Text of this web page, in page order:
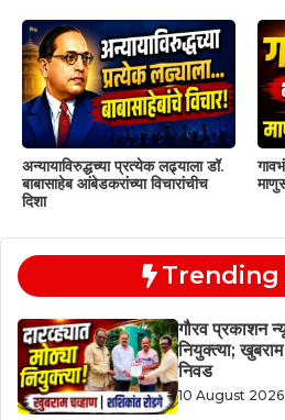
अन्यायाविरुद्धच्या प्रत्येक लढ्याला डॉ.
बाबासाहेब आंबेडकरांच्या विचारांचीच
दिशा
Trending
गौरव प्रकाशन
नियुक्त्या;
निवड
10 August 2026